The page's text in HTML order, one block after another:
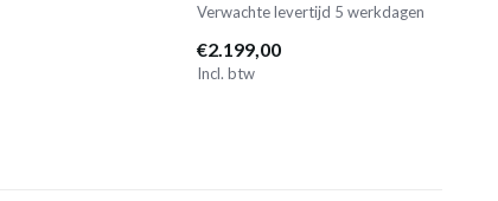
Verwachte levertijd 5 werkdagen
€2.199,00
Incl. btw